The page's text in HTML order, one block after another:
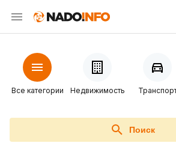
Все категории Недвижимость
Поиск